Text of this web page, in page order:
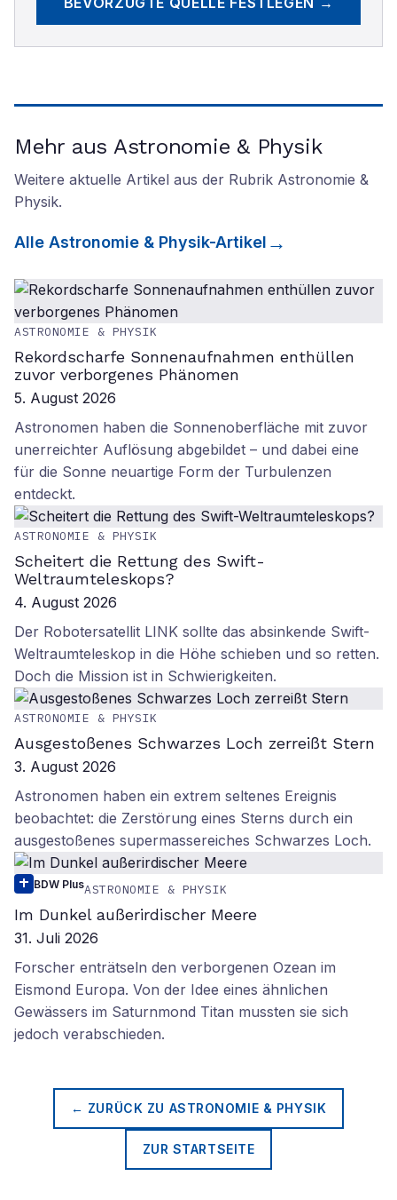
Mehr aus Astronomie & Physik
Weitere aktuelle Artikel aus der Rubrik Astronomie &
Physik.
Alle Astronomie & Physik-Artikel
ASTRONOMIE & PHYSIK
Rekordscharfe Sonnenaufnahmen enthüllen
zuvor verborgenes Phänomen
5. August 2026
Astronomen haben die Sonnenoberfläche mit zuvor
unerreichter Auflösung abgebildet – und dabei eine
für die Sonne neuartige Form der Turbulenzen
entdeckt.
ASTRONOMIE & PHYSIK
Scheitert die Rettung des Swift-
Weltraumteleskops?
4. August 2026
Der Robotersatellit LINK sollte das absinkende Swift-
Weltraumteleskop in die Höhe schieben und so retten.
Doch die Mission ist in Schwierigkeiten.
ASTRONOMIE & PHYSIK
Ausgestoßenes Schwarzes Loch zerreißt Stern
3. August 2026
Astronomen haben ein extrem seltenes Ereignis
beobachtet: die Zerstörung eines Sterns durch ein
ausgestoßenes supermassereiches Schwarzes Loch.
BDW PlusASTRONOMIE & PHYSIK
Im Dunkel außerirdischer Meere
31. Juli 2026
Forscher enträtseln den verborgenen Ozean im
Eismond Europa. Von der Idee eines ähnlichen
Gewässers im Saturnmond Titan mussten sie sich
jedoch verabschieden.
← ZURÜCK ZU ASTRONOMIE & PHYSIK
ZUR STARTSEITE